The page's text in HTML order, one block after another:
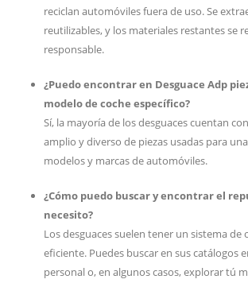
reciclan automóviles fuera de uso. Se
reutilizables, y los materiales restantes se
responsable.
¿Puedo encontrar en Desguace Adp
modelo de coche específico?
Sí, la mayoría de los desguaces cuentan
amplio y diverso de piezas usadas para
modelos y marcas de automóviles.
¿Cómo puedo buscar y encontrar el
necesito?
Los desguaces suelen tener un sistema de
eficiente. Puedes buscar en sus catálogos
personal o, en algunos casos, explorar tú